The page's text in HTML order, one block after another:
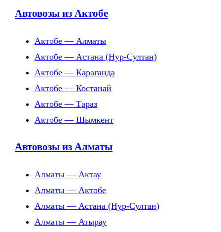
Автовозы из Актобе
Актобе — Алматы
Актобе — Астана (Нур-Султан)
Актобе — Караганда
Актобе — Костанай
Актобе — Тараз
Актобе — Шымкент
Автовозы из Алматы
Алматы — Актау
Алматы — Актобе
Алматы — Астана (Нур-Султан)
Алматы — Атырау